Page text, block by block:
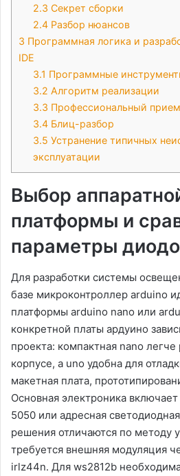
2.3 Секрет сборки
2.4 Разбор нюансов
3 Программная логика и
IDE
3.1 Программные
3.2 Алгоритм реализации
3.3 Профессиональный прием
3.4 Блиц-разбор
3.5 Устранение типичных
эксплуатации
Выбор
платформы и
параметры
Для разработки системы
базе микроконтроллер arduino
платформы arduino nano или
конкретной платы ардуино
проекта: компактная nano
корпусе, а uno удобна для
макетная плата,
Основная электроника включает
5050 или адресная
решения отличаются по методу
требуется внешняя модуляция
irlz44n․ Для ws2812b